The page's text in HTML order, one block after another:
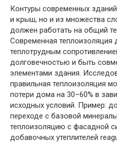
Контуры современных
и крыш, но и из множества
должен работать на общий
Современная
теплотрудным
долговечностью и быть
элементами здания.
правильная теплоизоляция
потери дома на 30–60% в
исходных условий. Пример:
переходе с базовой
теплоизоляцию с фасадной
добавочных утеплителей